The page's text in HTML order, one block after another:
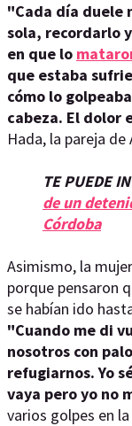
"Cada día duele
sola, recordarlo
en que lo
que estaba
cómo lo
cabeza. El dolor
Hada, la pareja de
TE PUEDE
de un
Córdoba
Asimismo, la
porque pensaron
se habían ido
"Cuando me di
nosotros con
refugiarnos. Yo
vaya pero yo no
varios golpes en